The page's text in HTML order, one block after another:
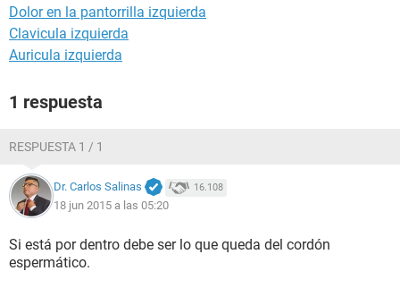
Dolor en la pantorrilla izquierda
Clavicula izquierda
Auricula izquierda
1 respuesta
RESPUESTA 1 / 1
Dr. Carlos Salinas 16.108
18 jun 2015 a las 05:20
Si está por dentro debe ser lo que queda del cordón
espermático.